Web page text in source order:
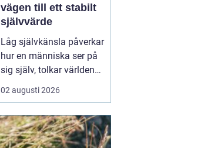
vägen till ett stabilt
självvärde
Låg självkänsla påverkar
hur en människa ser på
sig själv, tolkar världen
och tar beslut i
vardagen. Många lever
att aldrig vara riktigt
tillräckliga, även om allt
02 augusti 2026